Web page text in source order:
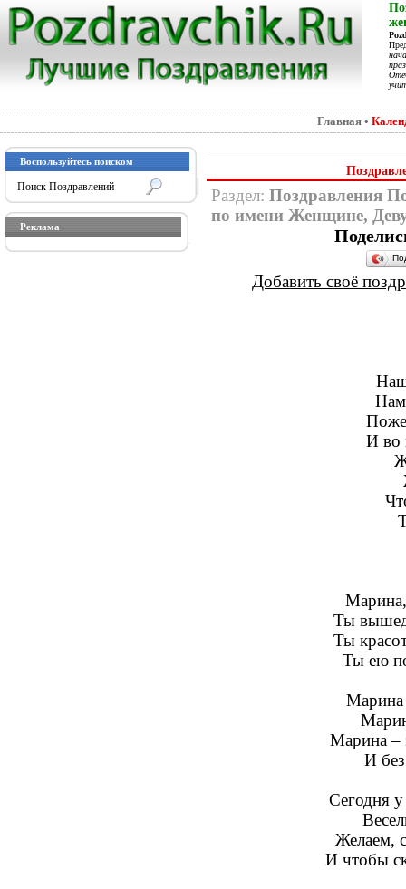
Главная •
Воспользуйтесь поиском
Реклама
Раздел: Поздравления
по имени Женщине,
Добавить своё
И во
Ты
Ты
Ты ею
Марина
Марина –
И
Сегодня
Желаем,
И чтобы